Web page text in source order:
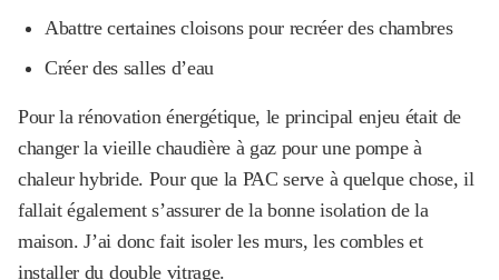
Abattre certaines cloisons pour recréer des chambres
Créer des salles d’eau
Pour la rénovation énergétique, le principal enjeu était de
changer la vieille chaudière à gaz pour une pompe à
chaleur hybride. Pour que la PAC serve à quelque chose, il
fallait également s’assurer de la bonne isolation de la
maison. J’ai donc fait isoler les murs, les combles et
installer du double vitrage.